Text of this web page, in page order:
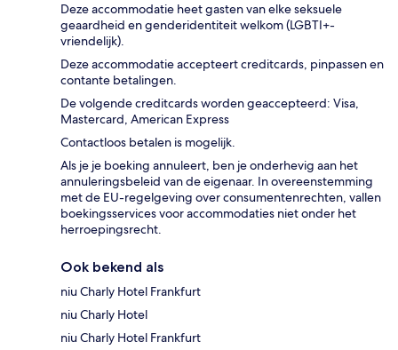
Deze accommodatie heet gasten van elke seksuele
geaardheid en genderidentiteit welkom (LGBTI+-
vriendelijk).
Deze accommodatie accepteert creditcards, pinpassen en
contante betalingen.
De volgende creditcards worden geaccepteerd: Visa,
Mastercard, American Express
Contactloos betalen is mogelijk.
Als je je boeking annuleert, ben je onderhevig aan het
annuleringsbeleid van de eigenaar. In overeenstemming
met de EU-regelgeving over consumentenrechten, vallen
boekingsservices voor accommodaties niet onder het
herroepingsrecht.
Ook bekend als
niu Charly Hotel Frankfurt
niu Charly Hotel
niu Charly Hotel Frankfurt